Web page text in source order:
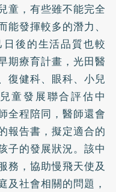
童，有些雖不能完全
發揮較多的潛力、
後的生活品質也較
期療育計畫，光田醫
復健科、眼科、小兒
童發展聯合評估中
全程陪同，醫師還會
報告書，擬定適合的
子的發展狀況。該中
務，協助慢飛天使及
及社會相關的問題，